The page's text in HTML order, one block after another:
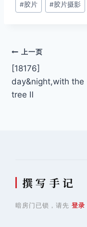
标
#胶片 #胶片摄影
文
章
导
上一页
[18176]
day&night,with the
tree Ⅱ
撰 写 手 记
暗房门已锁，请先 登录